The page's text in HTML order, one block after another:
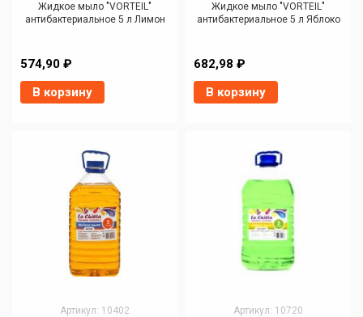
Жидкое мыло "VORTEIL"
антибактериальное 5 л Лимон
574,90 ₽
В корзину
Жидкое мыло "VORTEIL"
антибактериальное 5 л Яблоко
682,98 ₽
В корзину
Артикул: 10402
Артикул: 10720